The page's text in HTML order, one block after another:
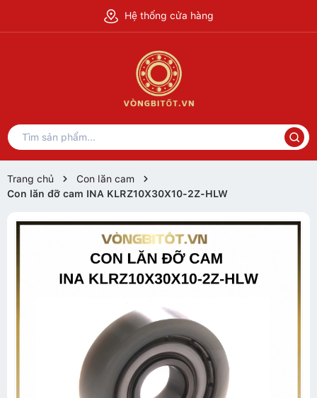
Hệ thống cửa hàng
Trang chủ
Con lăn cam
Con lăn đỡ cam INA KLRZ10X30X10-2Z-HLW